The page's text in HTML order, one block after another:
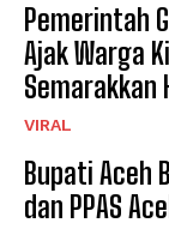
Pemerintah
Ajak Warga
Semarakkan
VIRAL
Bupati Aceh
dan PPAS